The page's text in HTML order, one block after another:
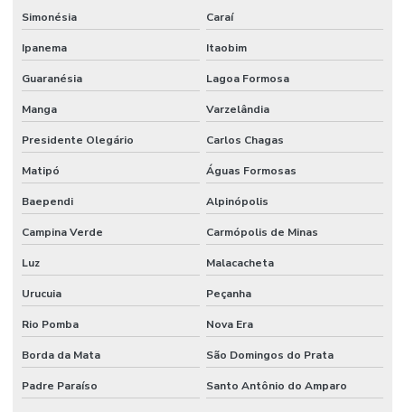
Simonésia Caraí
Ipanema Itaobim
Guaranésia Lagoa Formosa
Manga Varzelândia
Presidente Olegário Carlos Chagas
Matipó Águas Formosas
Baependi Alpinópolis
Campina Verde Carmópolis de Minas
Luz Malacacheta
Urucuia Peçanha
Rio Pomba Nova Era
Borda da Mata São Domingos do Prata
Padre Paraíso Santo Antônio do Amparo